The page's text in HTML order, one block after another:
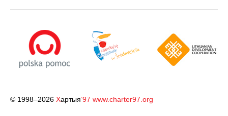
© 1998–2026 Хартыя’97 www.charter97.org